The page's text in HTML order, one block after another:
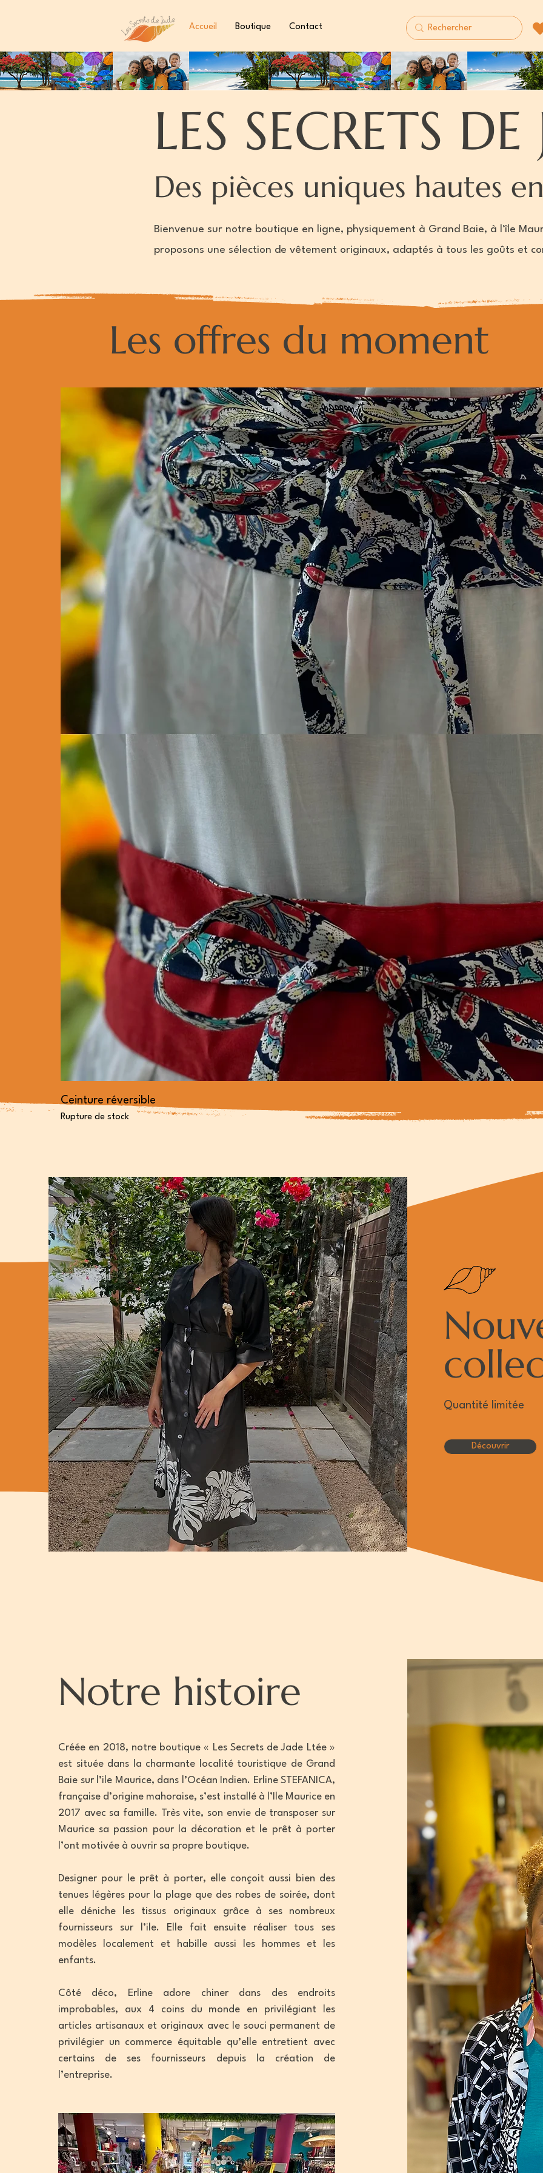
Accueil Boutique Contact
LES SECRETS
Des pièces uniques hautes
Bienvenue sur notre boutique en ligne, physiquement à Grand Baie, à l'île
proposons une sélection de vêtement originaux, adaptés à tous les goûts et
Les offres du moment
Ceinture réversible
Rupture de stock
Quantité limitée
Découvrir
Notre histoire
Créée en 2018, notre boutique « Les Secrets de Jade Ltée »
est située dans la charmante localité touristique de Grand
Baie sur l’ile Maurice, dans l’Océan Indien. Erline STEFANICA,
française d’origine mahoraise, s’est installé à l’Ile Maurice en
2017 avec sa famille. Très vite, son envie de transposer sur
Maurice sa passion pour la décoration et le prêt à porter
l’ont motivée à ouvrir sa propre boutique.
Designer pour le prêt à porter, elle conçoit aussi bien des
tenues légères pour la plage que des robes de soirée, dont
elle déniche les tissus originaux grâce à ses nombreux
fournisseurs sur l’ile. Elle fait ensuite réaliser tous ses
modèles localement et habille aussi les hommes et les
enfants.
Côté déco, Erline adore chiner dans des endroits
improbables, aux 4 coins du monde en privilégiant les
articles artisanaux et originaux avec le souci permanent de
privilégier un commerce équitable qu’elle entretient avec
certains de ses fournisseurs depuis la création de
l’entreprise.